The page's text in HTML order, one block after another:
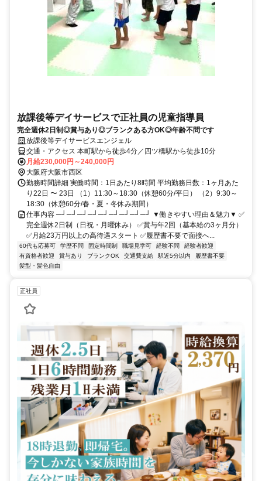
放課後等デイサービスで正社員の児童指導員
完全週休2日制◎賞与あり◎ブランクある方OK◎年齢不問です
放課後等デイサービスエンジェル
交通・アクセス 本町駅から徒歩4分／四ツ橋駅から徒歩10分
月給230,000円～240,000円
大阪府大阪市西区
勤務時間詳細 実働時間：1日あたり8時間 平均勤務日数：1ヶ月あた
り22日 〜 23日 （1）11:30～18:30（休憩60分/平日） （2）9:30～
18:30（休憩60分/春・夏・冬休み期間）
仕事内容 ─┘─┘─┘─┘─┘─┘─┘─┘─┘ ▼働きやすい理由＆魅力▼ ✅
完全週休2日制（日祝・月曜休み） ✅賞与年2回（基本給の3ヶ月分）
✅月給23万円以上の高待遇スタート ✅履歴書不要で面接へ...
60代も応募可 学歴不問 固定時間制 職場見学可 経験不問
経験者歓迎
有資格者歓迎
賞与あり ブランクOK 交通費支給 駅近5分以内
履歴書不要
髪型・髪色自由
正社員